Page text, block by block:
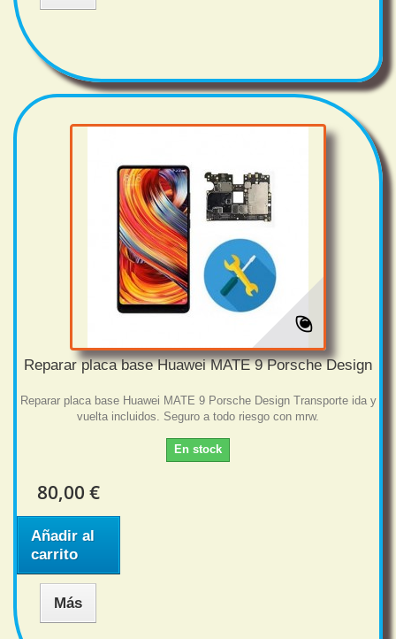
Reparar placa base Huawei MATE 9 Porsche Design
Reparar placa base Huawei MATE 9 Porsche Design Transporte ida y
vuelta incluidos. Seguro a todo riesgo con mrw.
En stock
80,00 €
Añadir al
carrito
Más